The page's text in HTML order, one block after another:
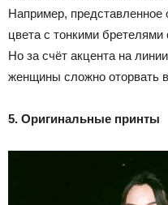
Например, представленное
цвета с тонкими бретелями
Но за счёт акцента на
женщины сложно оторвать
5. Оригинальные принты